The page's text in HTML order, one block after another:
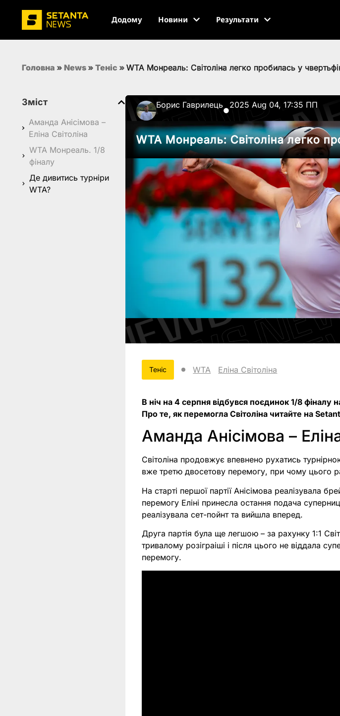
Додому Новини Результати
Головна » News » Теніс » WTA Монреаль: Світоліна легко пробилась у
Зміст
Аманда Анісімова –
Еліна Світоліна
WTA Монреаль. 1/8
фіналу
Де дивитись турніри
WTA?
Борис Гаврилець
●
2025 Aug 04, 17:35 ПП
WTA Монреаль: Світоліна легко
Теніс WTA Еліна Світоліна
В ніч на 4 серпня відбувся поєдинок 1/8 фіналу
Про те, як перемогла Світоліна читайте на
Аманда Анісімова –
Світоліна продовжує впевнено рухатись
вже третю двосетову перемогу, при чому цього
На старті першої партії Анісімова реалізувала
перемогу Еліні принесла остання подача
реалізувала сет-пойнт та вийшла вперед.
Друга партія була ще легшою – за рахунку 1:1
тривалому розіграіші і після цього не віддала
перемогу.